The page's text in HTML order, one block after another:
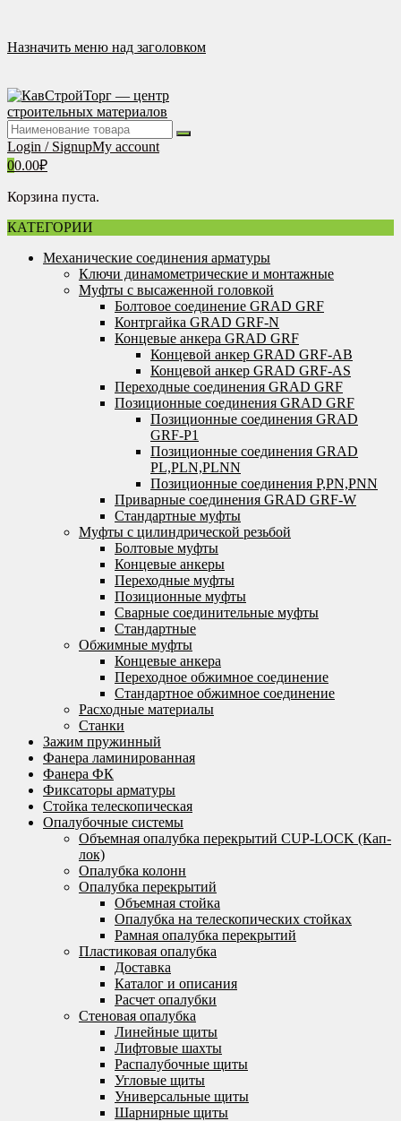
содержимому
Назначить меню над заголовком
Login / SignupMy account
00.00₽
Корзина пуста.
КАТЕГОРИИ
Механические соединения арматуры
Ключи динамометрические и монтажные
Муфты с высаженной головкой
Болтовое соединение GRAD GRF
Контргайка GRAD GRF-N
Концевые анкера GRAD GRF
Концевой анкер GRAD GRF-AB
Концевой анкер GRAD GRF-AS
Переходные соединения GRAD GRF
Позиционные соединения GRAD GRF
Позиционные соединения GRAD
GRF-P1
Позиционные соединения GRAD
PL,PLN,PLNN
Позиционные соединения P,PN,PNN
Приварные соединения GRAD GRF-W
Стандартные муфты
Муфты с цилиндрической резьбой
Болтовые муфты
Концевые анкеры
Переходные муфты
Позиционные муфты
Сварные соединительные муфты
Стандартные
Обжимные муфты
Концевые анкера
Переходное обжимное соединение
Стандартное обжимное соединение
Расходные материалы
Станки
Зажим пружинный
Фанера ламинированная
Фанера ФК
Фиксаторы арматуры
Стойка телескопическая
Опалубочные системы
Объемная опалубка перекрытий CUP-LOCK (Кап-
лок)
Опалубка колонн
Опалубка перекрытий
Объемная стойка
Опалубка на телескопических стойках
Рамная опалубка перекрытий
Пластиковая опалубка
Доставка
Каталог и описания
Расчет опалубки
Стеновая опалубка
Линейные щиты
Лифтовые шахты
Распалубочные щиты
Угловые щиты
Универсальные щиты
Шарнирные щиты